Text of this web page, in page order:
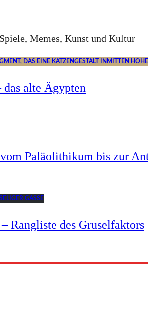
Memes, Kunst und Kultur
alte Ägypten
Paläolithikum bis zur
Rangliste des Gruselfaktors